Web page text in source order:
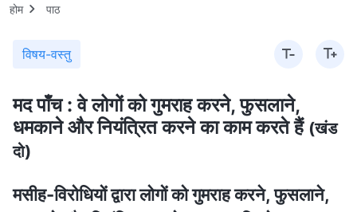
होम पाठ
विषय-वस्तु
मद पाँच : वे लोगों को गुमराह करने, फुसलाने,
धमकाने और नियंत्रित करने का काम करते हैं (खंड
दो)
मसीह-विरोधियों द्वारा लोगों को गुमराह करने, फुसलाने,